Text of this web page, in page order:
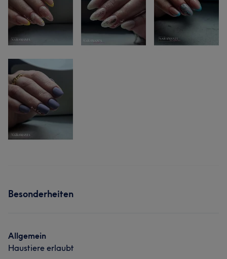
Besonderheiten
Allgemein
Haustiere erlaubt